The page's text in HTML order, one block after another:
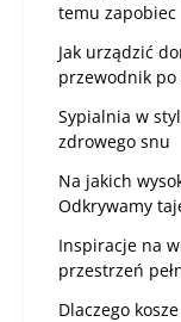
temu zapobiec
Jak urządzić
przewodnik
Sypialnia w
zdrowego snu
Na jakich
Odkrywamy
Inspiracje na
przestrzeń
Dlaczego